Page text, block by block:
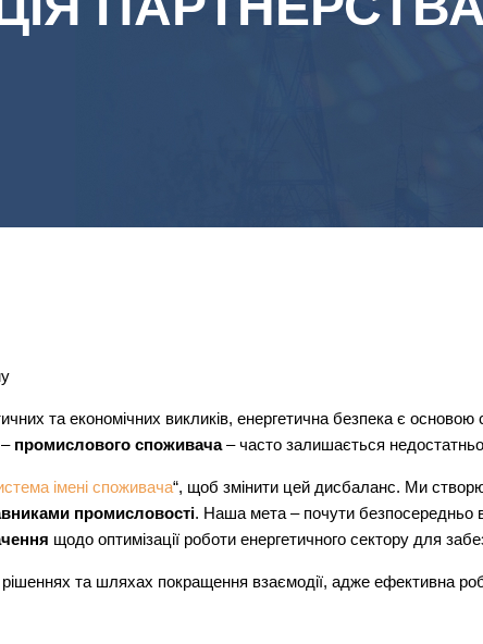
та економічних викликів, енергетична безпека є основою
промислового споживача– часто залишається
імені споживача“, щоб змінити цей дисбаланс. Ми
промисловості. Наша мета – почути безпосередньо
щодо оптимізації роботи енергетичного сектору для
та шляхах покращення взаємодії, адже ефективна